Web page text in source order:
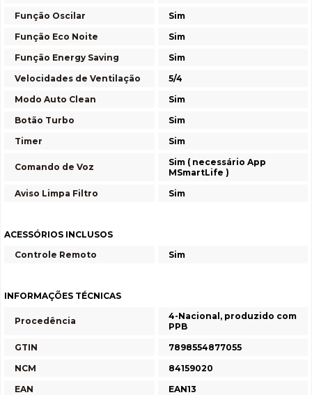
Função Oscilar
Sim
Função Eco Noite
Sim
Função Energy Saving
Sim
Velocidades de Ventilação
5/4
Modo Auto Clean
Sim
Botão Turbo
Sim
Timer
Sim
Comando de Voz
Sim ( necessário App
MSmartLife )
Aviso Limpa Filtro
Sim
ACESSÓRIOS INCLUSOS
Controle Remoto
Sim
INFORMAÇÕES TÉCNICAS
Procedência
4-Nacional, produzido com
PPB
GTIN
7898554877055
NCM
84159020
EAN
EAN13